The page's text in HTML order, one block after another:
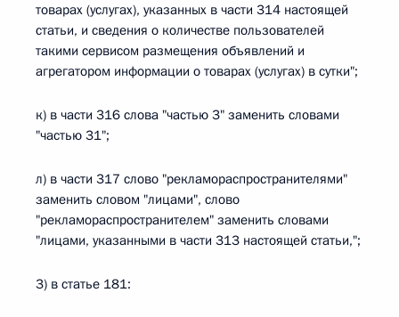
товарах (услугах), указанных в части 314 настоящей
статьи, и сведения о количестве пользователей
такими сервисом размещения объявлений и
агрегатором информации о товарах (услугах) в сутки";
к) в части 316 слова "частью 3" заменить словами
"частью 31";
л) в части 317 слово "рекламораспространителями"
заменить словом "лицами", слово
"рекламораспространителем" заменить словами
"лицами, указанными в части 313 настоящей статьи,";
3) в статье 181: